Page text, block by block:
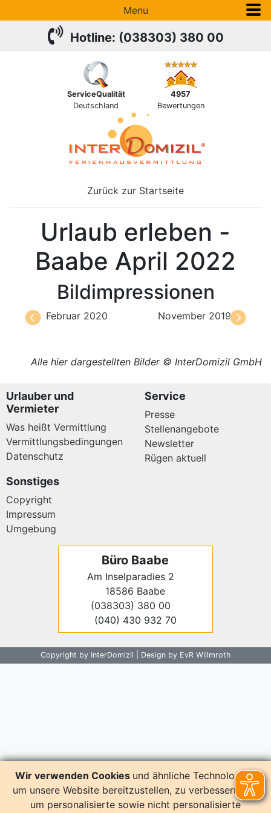
Menu
ServiceQualität
Deutschland
4957
Bewertungen
Hotline: (038303) 380 00
Zurück zur Startseite
Urlaub erleben -
Baabe April 2022
Bildimpressionen
Februar 2020 November 2019
Alle hier dargestellten Bilder © InterDomizil GmbH
Urlauber und
Vermieter
Was heißt Vermittlung
Vermittlungsbedingungen
Datenschutz
Service
Presse
Stellenangebote
Newsletter
Rügen aktuell
Sonstiges
Copyright
Impressum
Umgebung
Büro Baabe
Am Inselparadies 2
18586 Baabe
(038303) 380 00
(040) 430 932 70
Copyright by InterDomizil | Design by EvR Willmroth
Wir verwenden Cookies und ähnliche Technologien,
um unsere Website bereitzustellen, zu verbessern und
um personalisierte sowie nicht personalisierte